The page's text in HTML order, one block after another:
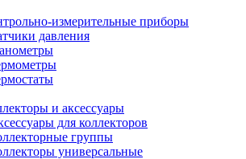
измерительные приборы
давления
и аксессуары
для коллекторов
группы
универсальные